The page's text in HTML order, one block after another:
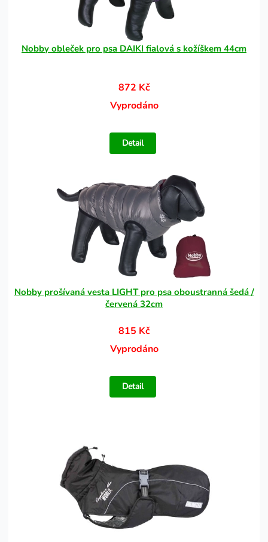
Nobby obleček pro psa DAIKI fialová s kožíškem 44cm
872 Kč
Vyprodáno
Detail
Nobby prošívaná vesta LIGHT pro psa oboustranná šedá /
červená 32cm
815 Kč
Vyprodáno
Detail